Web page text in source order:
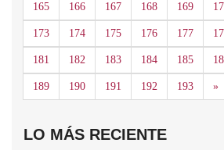
165 166 167 168 169
173 174 175 176 177
181 182 183 184 185
189 190 191 192 193 »
LO MÁS RECIENTE